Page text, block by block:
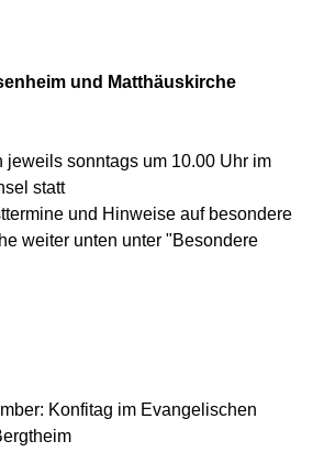
und Matthäuskirche
jeweils sonntags um 10.00 Uhr im
statt
und Hinweise auf besondere
weiter unten unter "Besondere
Konfitag im Evangelischen